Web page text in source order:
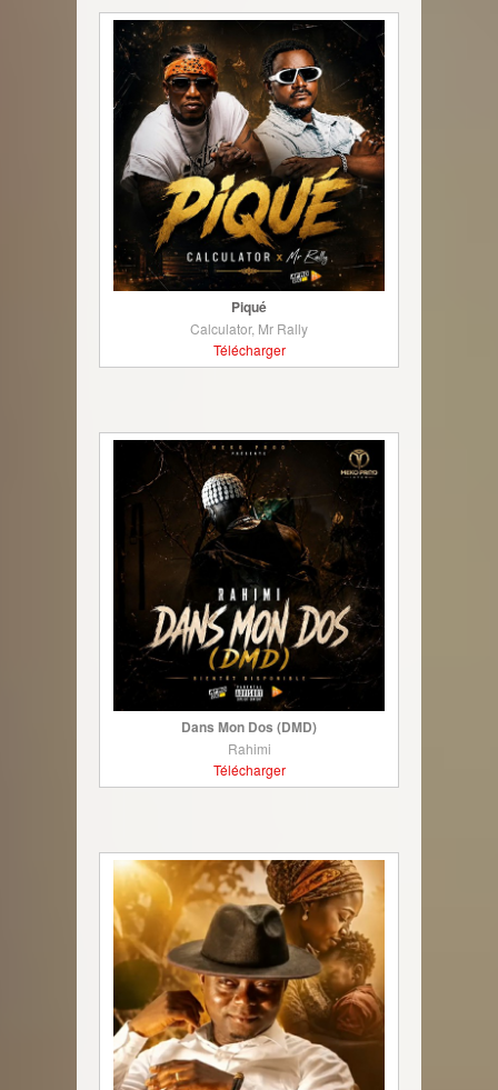
Piqué
Calculator, Mr Rally
Télécharger
Dans Mon Dos (DMD)
Rahimi
Télécharger